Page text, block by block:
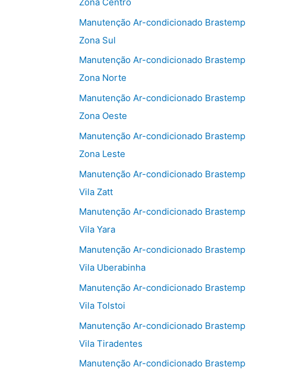
Manutenção Ar-condicionado Brastemp
Zona Sul
Manutenção Ar-condicionado Brastemp
Zona Norte
Manutenção Ar-condicionado Brastemp
Zona Oeste
Manutenção Ar-condicionado Brastemp
Zona Leste
Manutenção Ar-condicionado Brastemp
Vila Zatt
Manutenção Ar-condicionado Brastemp
Vila Yara
Manutenção Ar-condicionado Brastemp
Vila Uberabinha
Manutenção Ar-condicionado Brastemp
Vila Tolstoi
Manutenção Ar-condicionado Brastemp
Vila Tiradentes
Manutenção Ar-condicionado Brastemp